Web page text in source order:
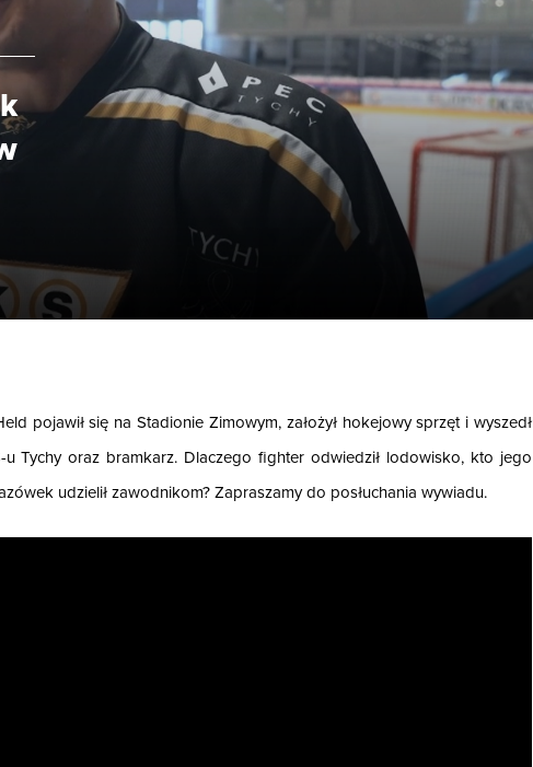
pojawił się na Stadionie Zimowym, założył hokejowy sprzęt i wyszedł
Tychy oraz bramkarz. Dlaczego fighter odwiedził lodowisko, kto jego
udzielił zawodnikom? Zapraszamy do posłuchania wywiadu.